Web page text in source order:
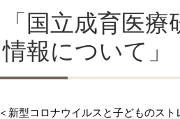
「国立成育医
情報について」
＜新型コロナウイルスと子どものスト